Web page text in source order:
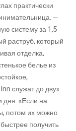
практически
—
систему за 1,5
раструб, который
отделка,
белье из
служат до двух
дня. «Если на
потом их можно
получить